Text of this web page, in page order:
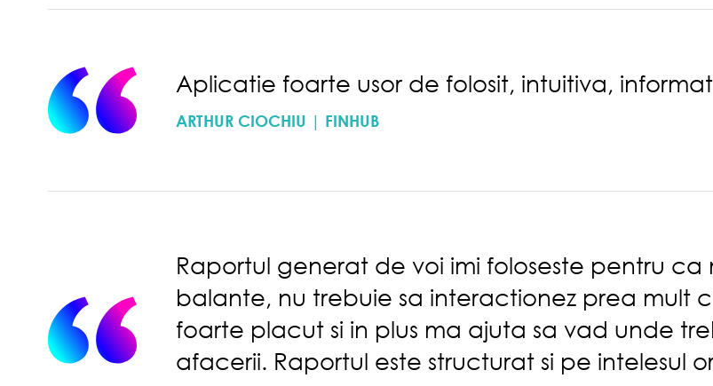
Aplicatie foarte usor de folosit, intuitiva,
ARTHUR CIOCHIU | FINHUB
Raportul generat de voi imi foloseste pentru ca
balante, nu trebuie sa interactionez prea mult
foarte placut si in plus ma ajuta sa vad unde
afacerii. Raportul este structurat si pe intelesul